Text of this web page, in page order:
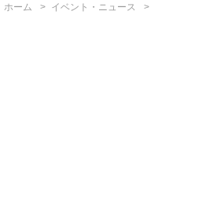
ホーム イベント・ニュース